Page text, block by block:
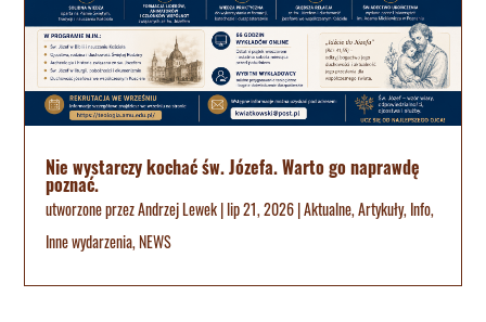
Nie wystarczy kochać św. Józefa. Warto go naprawdę
poznać.
utworzone przezAndrzej Lewek|lip 21, 2026|Aktualne,Artykuły, Info,
Inne wydarzenia,NEWS